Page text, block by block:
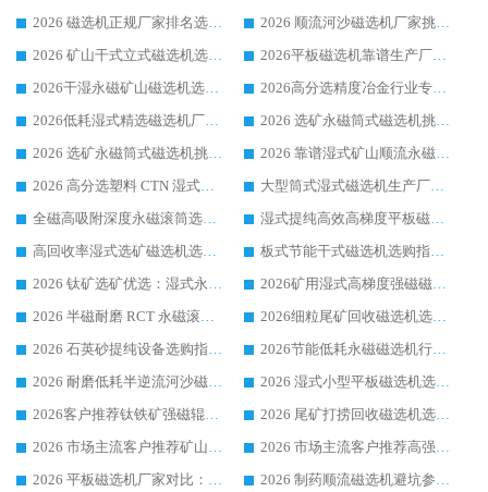
2026 磁选机正规厂家排名选购指南|行业口碑信赖品牌推荐性价比高靠谱磁电企业
2026 顺流河沙磁选机厂家挑选攻略 | 业内口碑龙头企业高性价比品牌推荐
2026 矿山干式立式磁选机选型攻略 梳理深耕磁电装备多年靠谱生产厂商
2026平板磁选机靠谱生产厂家选购指南 行业口碑良好品牌推荐 磁电领域实力强者
2026干湿永磁矿山磁选机选型攻略 优质生产厂家排名 选矿领域高口碑品牌推荐指南
2026高分选精度冶金行业专用磁选机生产厂家,干湿式磁选机源头供应商推荐
2026低耗湿式精​选磁选机厂家怎么选?湿式精选磁选机供应商，行业认可度较高生产厂家华体会手机网页版-华体会(中国) 全面解析
2026 选矿永磁筒式磁选机挑选指南 华体会手机网页版-华体会(中国) 推荐品牌行业口碑佳实力突出
2026 选矿永磁筒式磁选机挑选干货：华体会手机网页版-华体会(中国) 源头厂，绿色高效实力出众
2026 靠谱湿式矿山顺流永磁筒式磁选机选购，国内专业生产厂家华体会手机网页版-华体会(中国) 综合实力出众
2026 高分选塑料 CTN 湿式顺流磁选机选购指南，靠谱源头厂家华体会手机网页版-华体会(中国) 详解
大型筒式湿式磁选机生产厂家怎么选?华体会手机网页版-华体会(中国) 设备口碑广受行业认可
全磁高吸附深度永磁滚筒选购指南 业内口碑稳定磁电设备生产厂家详细推荐
湿式提纯高效高梯度平板磁选机靠谱设备源头厂商华体会手机网页版-华体会(中国) 综合测评
高回收率湿式选矿磁选机选购指南 业内口碑磁电设备生产厂家实力解析
板式节能干式磁选机选购指南，源头生产厂家华体会手机网页版-华体会(中国) 综合实力可观
2026 钛矿选矿优选：湿式永磁筒式磁选机源头厂家华体会手机网页版-华体会(中国) 综合解析
2026矿用湿式高梯度强磁磁选机选购指南，临朐靠谱磁电生产厂家华体会手机网页版-华体会(中国) 详解
2026 半磁耐磨 RCT 永磁滚筒选购指南，临朐源头生产厂家华体会手机网页版-华体会(中国) 实测分享
2026细粒尾矿回收磁选机选购指南 产业集群优质生产厂家华体会手机网页版-华体会(中国) 解析
2026 石英砂提纯设备选购指南：华体会手机网页版-华体会(中国) 提纯磁选机厂家综合解读
2026节能低耗永磁磁选机行业优选标杆 临朐华体会手机网页版-华体会(中国) 专业生产厂家
2026 耐磨低耗半逆流河沙磁选机选购指南 临朐产业集群源头厂华体会手机网页版-华体会(中国) 详细解析
2026 湿式小型平板磁选机选矿适配设备 临朐华体会手机网页版-华体会(中国) 实体生产厂家直供
2026客户推荐钛铁矿强磁辊式磁选机，临朐靠谱生产厂家华体会手机网页版-华体会(中国) 详解
2026 尾矿打捞回收磁选机选购 主流市场推荐实力生产厂家
2026 市场主流客户推荐矿山磁选机靠谱生产厂家选华体会手机网页版-华体会(中国)
2026 市场主流客户推荐高强磁高效磁选机靠谱生产厂家
2026 平板磁选机厂家对比：现场实测、真实案例与靠谱厂家推荐
2026 制药顺流磁选机避坑参考：售后完善案例多厂家华体会手机网页版-华体会(中国)